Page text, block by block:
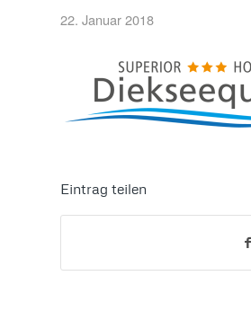
22. Januar 2018
Eintrag teilen